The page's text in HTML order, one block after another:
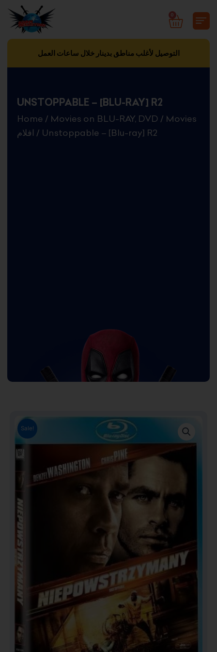
content
0
CART
التوصيل لأغلب مناطق بدينار خلال ساعات العمل
UNSTOPPABLE – [BLU-RAY] R2
Home / Movies on BLU-RAY, DVD / Movies
افلام / Unstoppable – [Blu-ray] R2
Sale!